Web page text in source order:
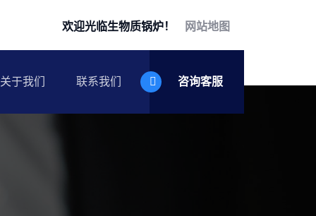
欢迎光临生物质锅炉！ 网站地图
关于我们 联系我们 咨询客服